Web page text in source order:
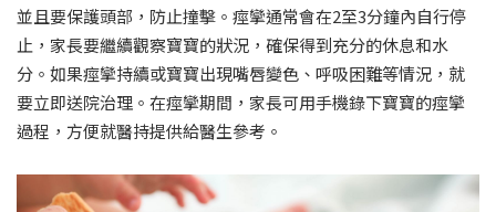
並且要保護頭部，防止撞擊。痙攣通常會在2至3分鐘內自行停
止，家長要繼續觀察寶寶的狀況，確保得到充分的休息和水
分。如果痙攣持續或寶寶出現嘴唇變色、呼吸困難等情況，就
要立即送院治理。在痙攣期間，家長可用手機錄下寶寶的痙攣
過程，方便就醫持提供給醫生參考。